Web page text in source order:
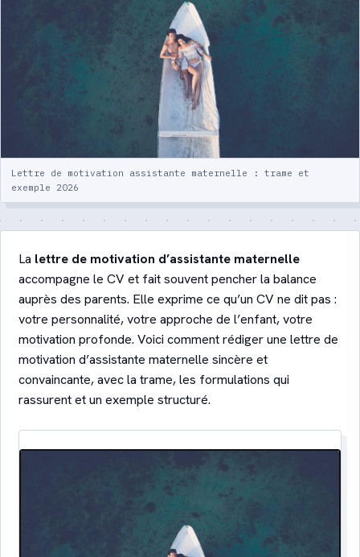
Crèche ou assistante maternelle :
comparatif détaillé
Quiz : quel mode de garde ?
Lexique de la garde d’enfants
Contact
Lettre de motivation assistante maternelle : trame et
exemple 2026
La lettre de motivation d’assistante maternelle
accompagne le CV et fait souvent pencher la balance
auprès des parents. Elle exprime ce qu’un CV ne dit pas :
votre personnalité, votre approche de l’enfant, votre
motivation profonde. Voici comment rédiger une lettre de
motivation d’assistante maternelle sincère et
convaincante, avec la trame, les formulations qui
rassurent et un exemple structuré.